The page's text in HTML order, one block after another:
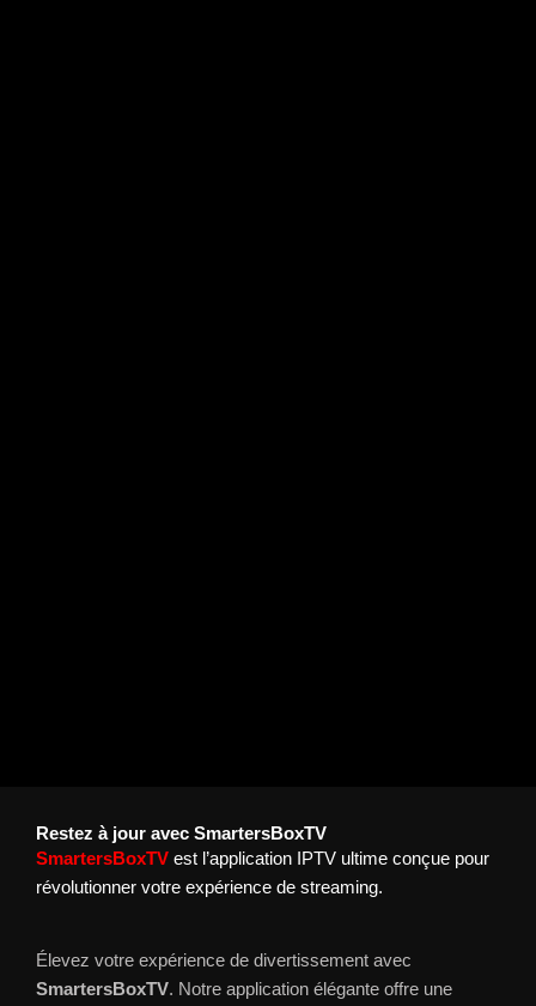
Restez à jour avec SmartersBoxTV
SmartersBoxTV est l’application IPTV ultime conçue pour
révolutionner votre expérience de streaming.
Élevez votre expérience de divertissement avec
SmartersBoxTV. Notre application élégante offre une